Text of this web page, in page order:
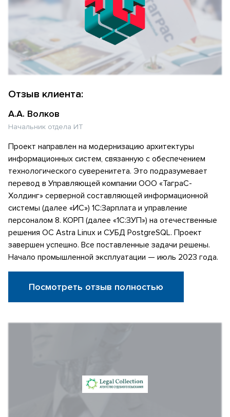
Отзыв клиента:
А.А. Волков
Начальник отдела ИТ
Проект направлен на модернизацию архитектуры
информационных систем, связанную с обеспечением
технологического суверенитета. Это подразумевает
перевод в Управляющей компании ООО «ТаграС-
Холдинг» серверной составляющей информационной
системы (далее «ИС») 1С:Зарплата и управление
персоналом 8. КОРП (далее «1С:ЗУП») на отечественные
решения ОС Astra Linux и СУБД PostgreSQL. Проект
завершен успешно. Все поставленные задачи решены.
Начало промышленной эксплуатации — июль 2023 года.
Посмотреть отзыв полностью